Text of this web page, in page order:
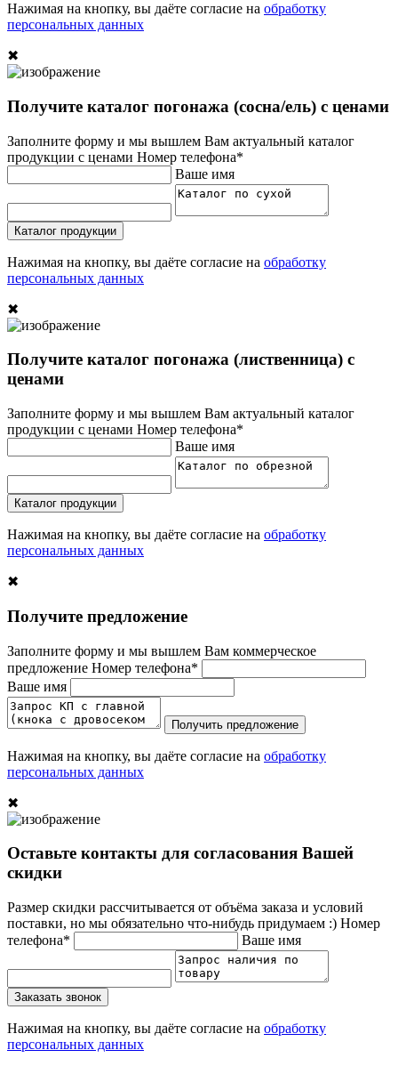
Нажимая на кнопку, вы даёте согласие на обработку
персональных данных
✖
Получите каталог погонажа (сосна/ель) с ценами
Заполните форму и мы вышлем Вам актуальный каталог
продукции с ценами Номер телефона*
Ваше имя
Каталог продукции
Нажимая на кнопку, вы даёте согласие на обработку
персональных данных
✖
Получите каталог погонажа (лиственница) с
ценами
Заполните форму и мы вышлем Вам актуальный каталог
продукции с ценами Номер телефона*
Ваше имя
Каталог продукции
Нажимая на кнопку, вы даёте согласие на обработку
персональных данных
✖
Получите предложение
Заполните форму и мы вышлем Вам коммерческое
предложение Номер телефона*
Ваше имя
Получить предложение
Нажимая на кнопку, вы даёте согласие на обработку
персональных данных
✖
Оставьте контакты для согласования Вашей
скидки
Размер скидки рассчитывается от объёма заказа и условий
поставки, но мы обязательно что-нибудь придумаем :) Номер
телефона*
Ваше имя
Заказать звонок
Нажимая на кнопку, вы даёте согласие на обработку
персональных данных